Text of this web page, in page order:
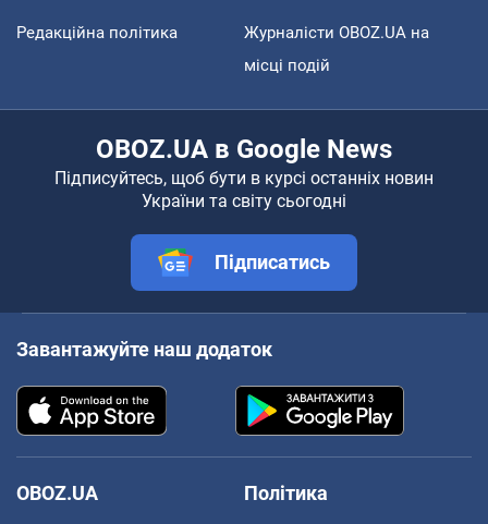
Редакційна політика
Журналісти OBOZ.UA на
місці подій
OBOZ.UA в Google News
Підписуйтесь, щоб бути в курсі останніх новин
України та світу сьогодні
Підписатись
Завантажуйте наш додаток
OBOZ.UA
Політика